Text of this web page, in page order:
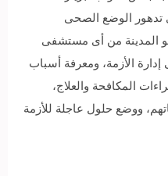
تدهور الوضع الصحى
المدينة من أى مستشفى
الأزمة، ومعرفة أسباب
المكافحة والعلاج،
ووضع حلول عاجلة للأزمة